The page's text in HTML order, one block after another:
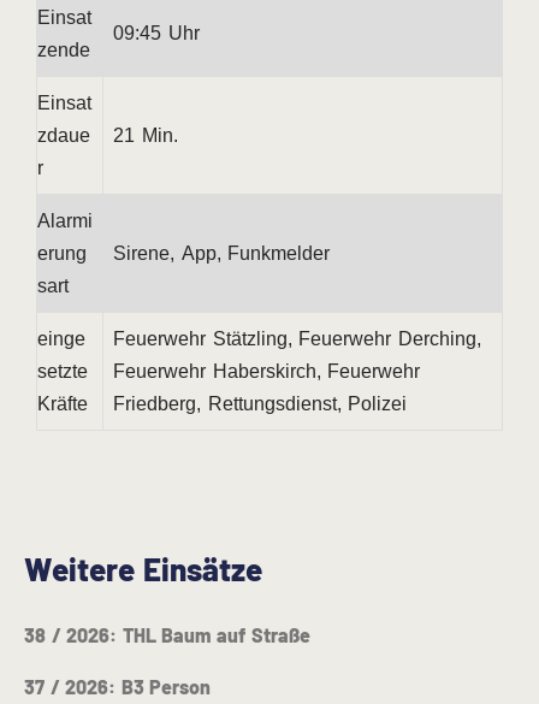
Einsat
zende
09:45 Uhr
Einsat
zdaue
r
21 Min.
Alarmi
erung
sart
Sirene, App, Funkmelder
einge
setzte
Kräfte
Feuerwehr Stätzling, Feuerwehr Derching,
Feuerwehr Haberskirch, Feuerwehr
Friedberg, Rettungsdienst, Polizei
Weitere Einsätze
38 / 2026: THL Baum auf Straße
37 / 2026: B3 Person